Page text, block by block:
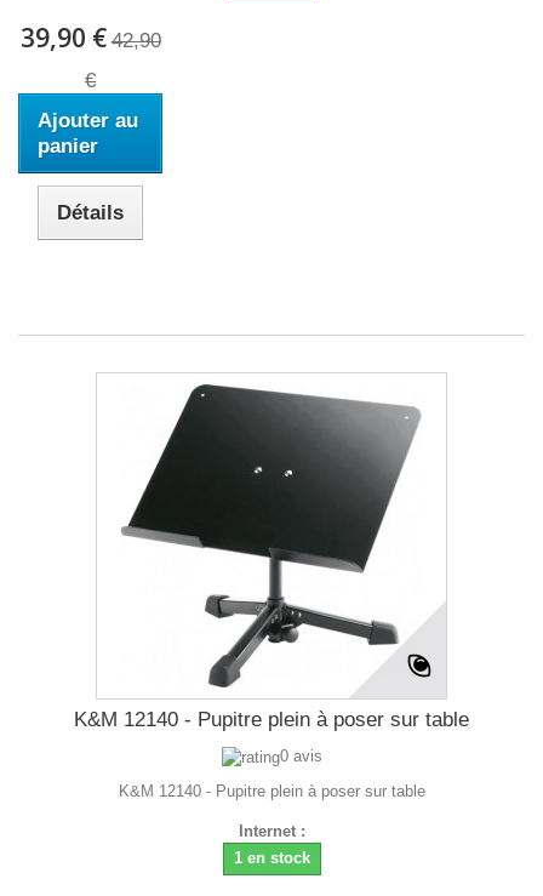
39,90 € 42,90
€
Ajouter au
panier
Détails
K&M 12140 - Pupitre plein à poser sur table
0 avis
K&M 12140 - Pupitre plein à poser sur table
Internet :
1 en stock